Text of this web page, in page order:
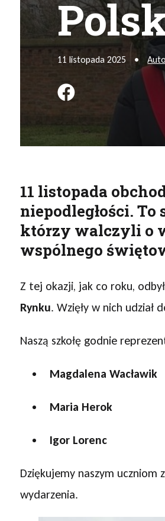
11 listopada 2025 •
Podziel
11 listopada
niepodległości.
którzy walczyli o
wspólnego
Z tej okazji, jak co roku,
Rynku. Wzięły w nich udział
Naszą szkołę godnie
Magdalena Wacławik
Maria Herok
Igor Lorenc
Dziękujemy naszym uczniom
wydarzenia.